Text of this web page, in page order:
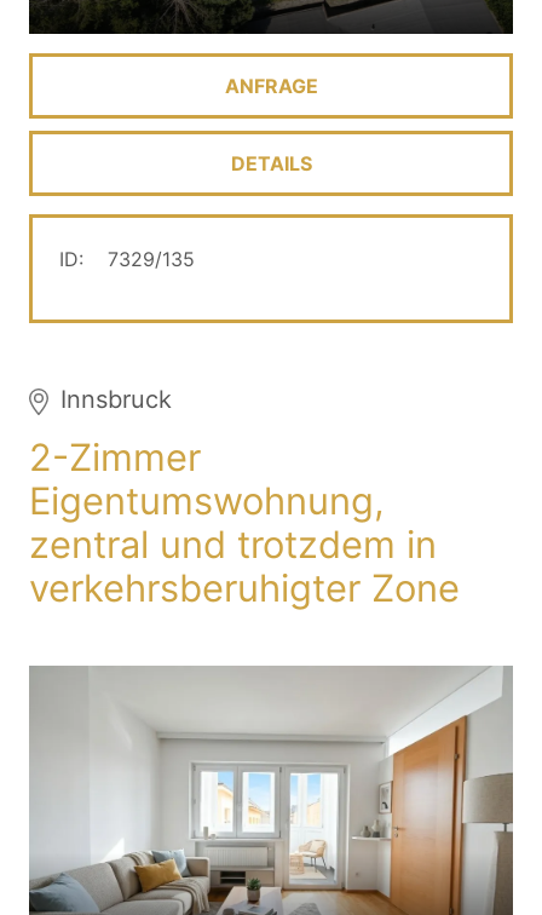
ANFRAGE
DETAILS
ID: 7329/135
Innsbruck
2-Zimmer
Eigentumswohnung,
zentral und trotzdem in
verkehrsberuhigter Zone